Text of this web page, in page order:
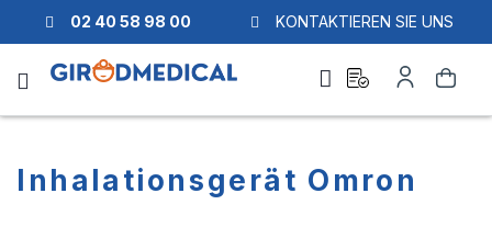
02 40 58 98 00 KONTAKTIEREN SIE UNS
Search
quote
Account
Inhalationsgerät Omron